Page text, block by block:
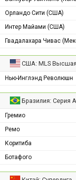
Орландо Сити (США)
Интер Майами (США)
Гвадалахара Чивас
США: MLS Высшая
Нью-Инглэнд Революшн
Бразилия: Серия А
Гремио
Ремо
Коритиба
Ботафого